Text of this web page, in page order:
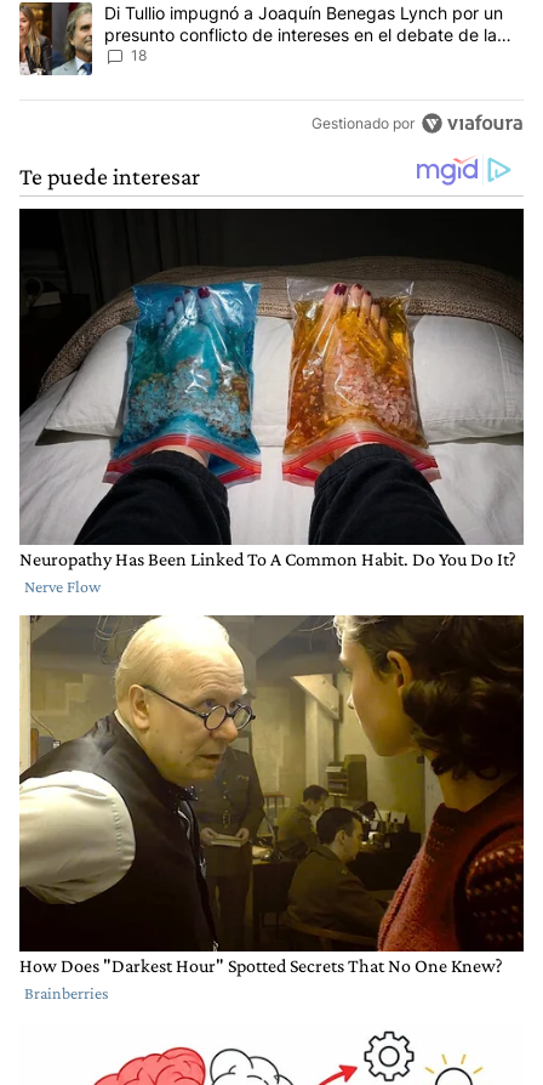
Un artículo de tendencia con el título "Di Tullio impugnó a
Di Tullio impugnó a Joaquín Benegas Lynch por un
presunto conflicto de intereses en el debate de la
Ley de Tierras
18
Gestionado por